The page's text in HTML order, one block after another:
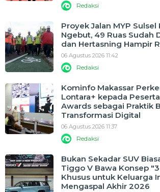
Redaksi
Proyek Jalan MYP Sulsel
Ngebut, 49 Ruas Sudah
dan Hertasning Hampir
06 Agustus 2026 11:42
Redaksi
Kominfo Makassar
Lontara+ kepada
Awards sebagai Praktik
Transformasi Digital
06 Agustus 2026 11:37
Redaksi
Bukan Sekadar SUV
Tiggo V Bawa Konsep
Khusus untuk Keluarga
Mengaspal Akhir 2026